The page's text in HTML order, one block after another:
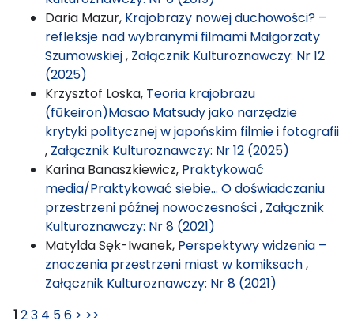
Daria Mazur, Krajobrazy nowej duchowości? –
refleksje nad wybranymi filmami Małgorzaty
Szumowskiej, Załącznik Kulturoznawczy: Nr 12
(2025)
Krzysztof Loska, Teoria krajobrazu
(fūkeiron)Masao Matsudy jako narzędzie
krytyki politycznej w japońskim filmie i fotografii
, Załącznik Kulturoznawczy: Nr 12 (2025)
Karina Banaszkiewicz, Praktykować
media/Praktykować siebie… O doświadczaniu
przestrzeni późnej nowoczesności, Załącznik
Kulturoznawczy: Nr 8 (2021)
Matylda Sęk-Iwanek, Perspektywy widzenia –
znaczenia przestrzeni miast w komiksach,
Załącznik Kulturoznawczy: Nr 8 (2021)
123 4 56 > >>